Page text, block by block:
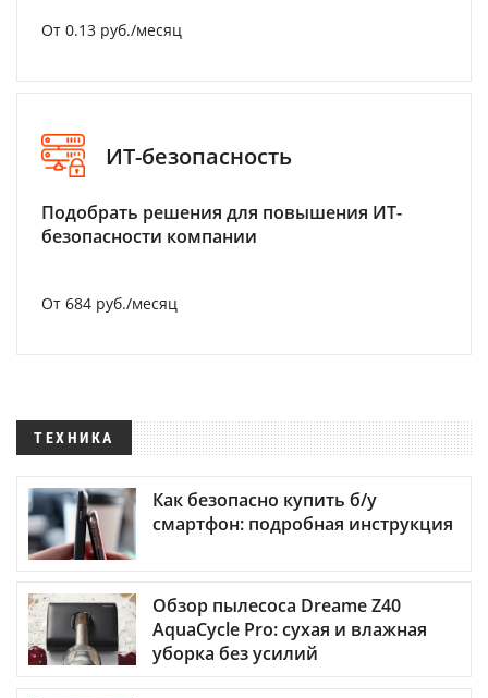
От 0.13 руб./месяц
ИТ-безопасность
Подобрать решения для повышения ИТ-
безопасности компании
От 684 руб./месяц
ТЕХНИКА
Как безопасно купить б/у
смартфон: подробная инструкция
Обзор пылесоса Dreame Z40
AquaCycle Pro: сухая и влажная
уборка без усилий